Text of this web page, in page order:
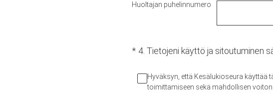
Huoltajan puhelinnumero
* 4. Tietojeni käyttö ja sitoutuminen
(Pakollinen tieto.)
Hyväksyn, että Kesälukioseura käyttää
toimittamiseen sekä mahdollisen